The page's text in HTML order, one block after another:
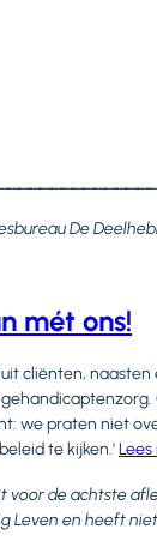
De
mét ons!
cliënten,
we praten niet
te kijken.'
voor de achtste
Leven en heeft